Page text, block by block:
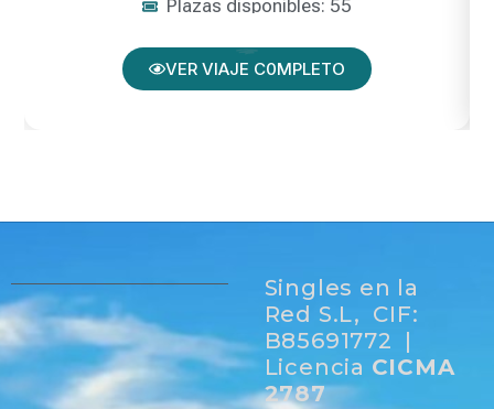
Plazas disponibles: 55
VER VIAJE C0MPLETO
Singles en la
Red S.L, CIF:
B85691772 |
Licencia CICMA
2787